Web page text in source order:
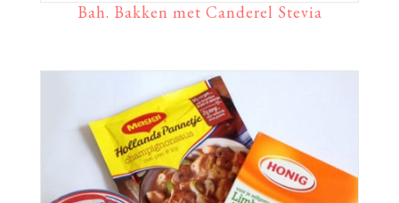
Bah. Bakken met Canderel Stevia